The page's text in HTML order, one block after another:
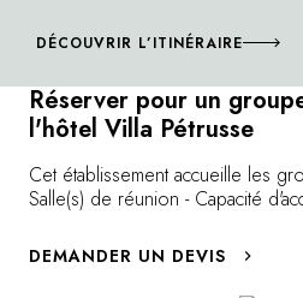
semblent ignorer les frontières.
Rhin, découvrant des vignobles
grande richesse. Au bord de
tout à la fois bucolique et
DÉCOUVRIR L’ITINÉRAIRE
Réserver pour un
l'hôtel Villa Pétrusse
Cet établissement accueille les
Salle(s) de réunion - Capacité
DEMANDER UN DEVIS